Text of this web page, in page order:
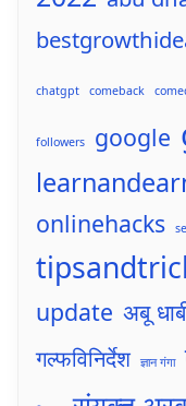
chatgpt comeback
followers google
onlinehacks
update अबू
गल्फविनिर्देश ज्ञान गंगा